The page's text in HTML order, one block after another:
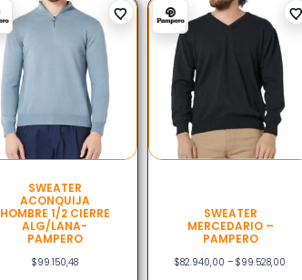
SWEATER
ACONQUIJA
HOMBRE 1/2 CIERRE
ALG/LANA-
PAMPERO
$99.150,48
SWEATER
MERCEDARIO –
PAMPERO
$82.940,00 – $99.528,00